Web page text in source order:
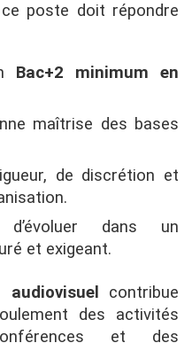
poste doit répondre
Bac+2 minimum en
maîtrise des bases
de discrétion et
dans un
et exigeant.
audiovisuel
contribue
des activités
et des